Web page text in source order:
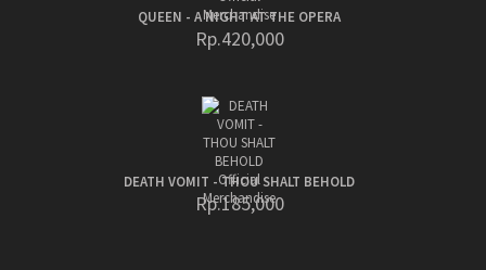
QUEEN - A NIGHT AT THE OPERA
Rp.420,000
DEATH VOMIT - THOU SHALT BEHOLD
Rp.185,000